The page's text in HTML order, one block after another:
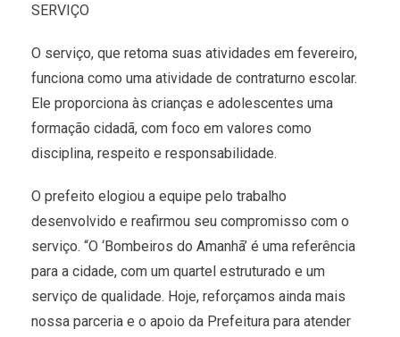
SERVIÇO
O serviço, que retoma suas atividades em fevereiro,
funciona como uma atividade de contraturno escolar.
Ele proporciona às crianças e adolescentes uma
formação cidadã, com foco em valores como
disciplina, respeito e responsabilidade.
O prefeito elogiou a equipe pelo trabalho
desenvolvido e reafirmou seu compromisso com o
serviço. “O ‘Bombeiros do Amanhã’ é uma referência
para a cidade, com um quartel estruturado e um
serviço de qualidade. Hoje, reforçamos ainda mais
nossa parceria e o apoio da Prefeitura para atender